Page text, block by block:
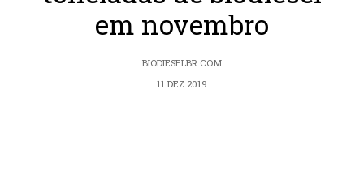
em novembro
BIODIESELBR.COM
11 DEZ 2019